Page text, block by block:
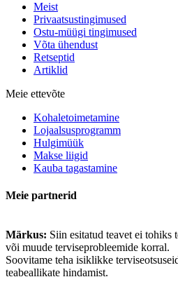
Meist
Privaatsustingimused
Ostu-müügi tingimused
Võta ühendust
Retseptid
Artiklid
Meie ettevõte
Kohaletoimetamine
Lojaalsusprogramm
Hulgimüük
Makse liigid
Kauba tagastamine
Meie partnerid
Märkus: Siin esitatud teavet ei tohiks
või muude terviseprobleemide korral.
Soovitame teha isiklikke
teabeallikate hindamist.